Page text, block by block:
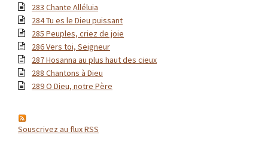
283 Chante Alléluia
284 Tu es le Dieu puissant
285 Peuples, criez de joie
286 Vers toi, Seigneur
287 Hosanna au plus haut des cieux
288 Chantons à Dieu
289 O Dieu, notre Père
Souscrivez au flux RSS